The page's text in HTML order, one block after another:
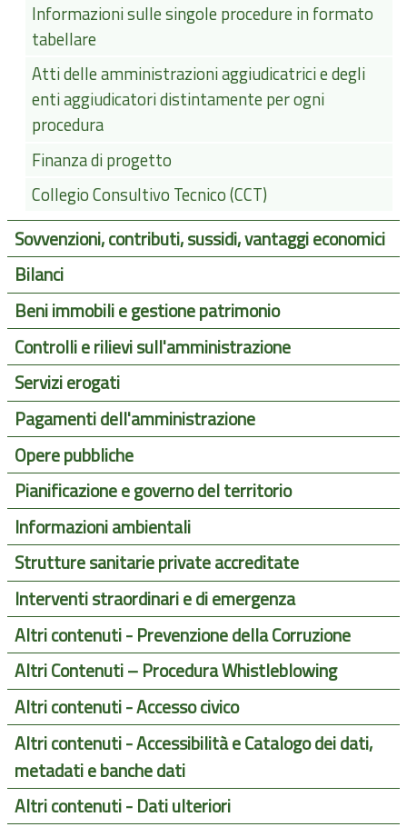
Informazioni sulle singole procedure in formato
tabellare
Atti delle amministrazioni aggiudicatrici e degli
enti aggiudicatori distintamente per ogni
procedura
Finanza di progetto
Collegio Consultivo Tecnico (CCT)
Sovvenzioni, contributi, sussidi, vantaggi economici
Bilanci
Beni immobili e gestione patrimonio
Controlli e rilievi sull'amministrazione
Servizi erogati
Pagamenti dell'amministrazione
Opere pubbliche
Pianificazione e governo del territorio
Informazioni ambientali
Strutture sanitarie private accreditate
Interventi straordinari e di emergenza
Altri contenuti - Prevenzione della Corruzione
Altri Contenuti – Procedura Whistleblowing
Altri contenuti - Accesso civico
Altri contenuti - Accessibilità e Catalogo dei dati,
metadati e banche dati
Altri contenuti - Dati ulteriori